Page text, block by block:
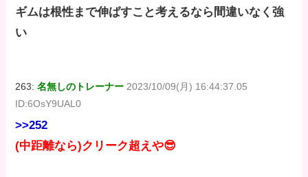
ギムは根性まで伸ばすこと考えるなら間違いなく強
い
263:名無しのトレーナー 2023/10/09(月) 16:44:37.05
ID:6OsY9UAL0
>>252
(中距離なら)クリーク超えや😎